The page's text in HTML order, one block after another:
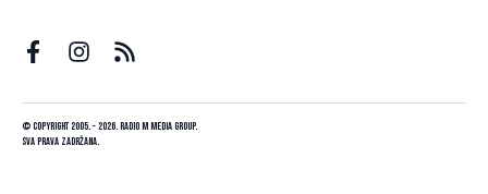
© Copyright 2005. - 2026. Radio M Media Group.
Sva prava zadržana.